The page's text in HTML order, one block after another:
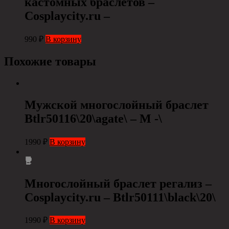
Cosplaycity.ru –
990 ₽ В корзину
Похожие товары
Мужской многослойный браслет
Btlr50116\20\agate\ – M -\
1990 ₽ В корзину
Многослойный браслет регализ –
Cosplaycity.ru – Btlr50111\black\20\
1990 ₽ В корзину